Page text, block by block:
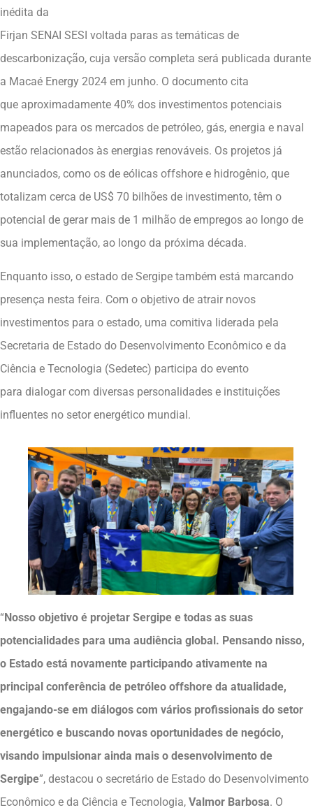
inédita da
Firjan SENAI SESI voltada paras as temáticas de
descarbonização, cuja versão completa será publicada durante
a Macaé Energy 2024 em junho. O documento cita
que aproximadamente 40% dos investimentos potenciais
mapeados para os mercados de petróleo, gás, energia e naval
estão relacionados às energias renováveis. Os projetos já
anunciados, como os de eólicas offshore e hidrogênio, que
totalizam cerca de US$ 70 bilhões de investimento, têm o
potencial de gerar mais de 1 milhão de empregos ao longo de
sua implementação, ao longo da próxima década.
Enquanto isso, o estado de Sergipe também está marcando
presença nesta feira. Com o objetivo de atrair novos
investimentos para o estado, uma comitiva liderada pela
Secretaria de Estado do Desenvolvimento Econômico e da
Ciência e Tecnologia (Sedetec) participa do evento
para dialogar com diversas personalidades e instituições
influentes no setor energético mundial.
“Nosso objetivo é projetar Sergipe e todas as suas
potencialidades para uma audiência global. Pensando nisso,
o Estado está novamente participando ativamente na
principal conferência de petróleo offshore da atualidade,
engajando-se em diálogos com vários profissionais do setor
energético e buscando novas oportunidades de negócio,
visando impulsionar ainda mais o desenvolvimento de
Sergipe”, destacou o secretário de Estado do Desenvolvimento
Econômico e da Ciência e Tecnologia, Valmor Barbosa. O